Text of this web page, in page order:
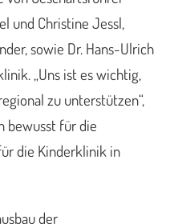
und Christine Jessl,
sowie Dr. Hans-Ulrich
„Uns ist es wichtig,
zu unterstützen“,
bewusst für die
die Kinderklinik in
der